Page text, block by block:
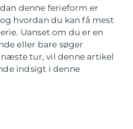
denne ferieform er
hvordan du kan få mest
Uanset om du er en
eller bare søger
tur, vil denne artikel
indsigt i denne